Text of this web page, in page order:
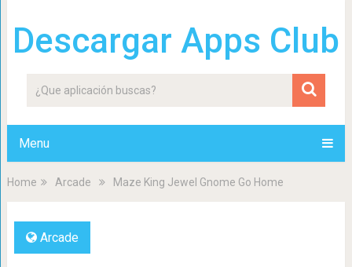
Descargar Apps Club
Menu
Home Arcade Maze King Jewel Gnome Go Home
Arcade